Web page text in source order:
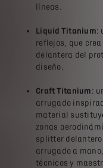
líneas.
Liquid Titanium:
reflejos, que
delantera del
diseño.
Craft Titanium :
arrugado
material
zonas
splitter delantero
arrugado a
técnicos y